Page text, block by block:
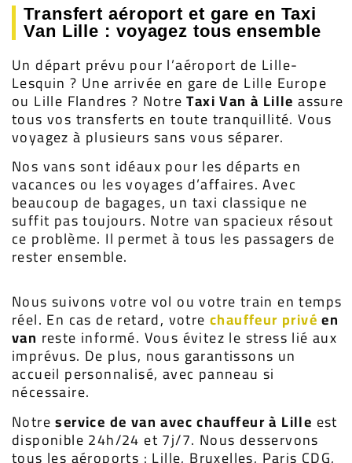
Transfert aéroport et gare en Taxi
Van Lille : voyagez tous ensemble
Un départ prévu pour l’aéroport de Lille-
Lesquin ? Une arrivée en gare de Lille Europe
ou Lille Flandres ? NotreTaxi Van à Lille assure
tous vos transferts en toute tranquillité. Vous
voyagez à plusieurs sans vous séparer.
Nos vans sont idéaux pour les départs en
vacances ou les voyages d’affaires. Avec
beaucoup de bagages, un taxi classique ne
suffit pas toujours. Notre van spacieux résout
ce problème. Il permet à tous les passagers de
rester ensemble.
Nous suivons votre vol ou votre train en temps
réel. En cas de retard, votre chauffeur privéen
van reste informé. Vous évitez le stress lié aux
imprévus. De plus, nous garantissons un
accueil personnalisé, avec panneau si
nécessaire.
Notreservice de van avec chauffeur à Lille est
disponible 24h/24 et 7j/7. Nous desservons
tous les aéroports : Lille, Bruxelles, Paris CDG,